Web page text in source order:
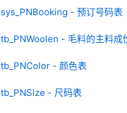
sys_PNBooking - 预订号码表
tb_PNWoolen - 毛料的主料成
tb_PNColor - 颜色表
tb_PNSize - 尺码表